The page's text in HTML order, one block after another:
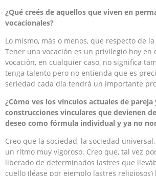
¿Qué creés de aquellos que viven en
vocacionales?
Lo mismo, más o menos, que respecto de
Tener una vocación es un privilegio hoy en
vocación, en cualquier caso, no significa
tenga talento pero no entienda que es
seriedad cada día tendrá un importante
¿Cómo ves los vínculos actuales de pareja
construcciones vinculares que devienen
deseo como fórmula individual y ya no
Creo que la sociedad, la sociedad
un ritmo muy vigoroso. Creo que, tal vez
liberado de determinados lastres que
cuello (léase por ejemplo lastres religiosos)